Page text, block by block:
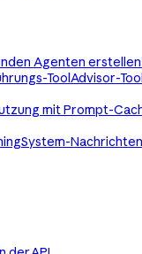
Agenten erstellen
ToolAdvisor-Tool
mit Prompt-
System-